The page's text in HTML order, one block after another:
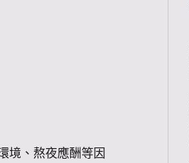
境、熬夜應酬等因